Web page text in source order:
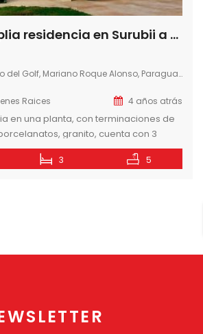
En venta amplia residencia en Surubii a estrenar frente a la cancha de Polo Los Pingos a una cuadra del Camino del golf, Mariano Roque Alonso
del Golf, Mariano Roque Alonso, Paraguay
Raices
4 años atrás
en una planta, con terminaciones de
granito, cuenta con 3
con una máster suite bien amplia, sala,
social, dependencia de servicio
3 5